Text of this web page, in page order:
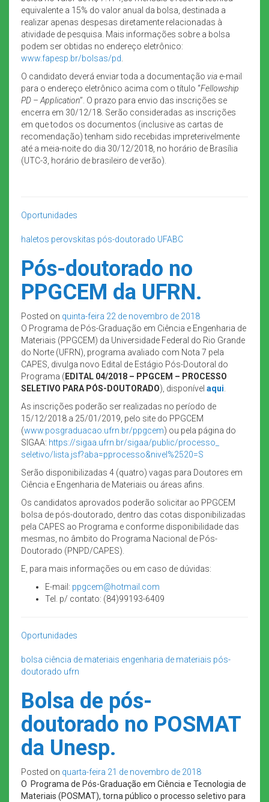
equivalente a 15% do valor anual da bolsa, destinada a
realizar apenas despesas diretamente relacionadas à
atividade de pesquisa. Mais informações sobre a bolsa
podem ser obtidas no endereço eletrônico:
www.fapesp.br/bolsas/pd
O candidato deverá enviar toda a documentação via e-mail
para o endereço eletrônico acima com o título “Fellowship
PD – Application”. O prazo para envio das inscrições se
encerra em 30/12/18. Serão consideradas as inscrições
em que todos os documentos (inclusive as cartas de
recomendação) tenham sido recebidas impreterivelmente
até a meia-noite do dia 30/12/2018, no horário de Brasília
(UTC-3, horário de brasileiro de verão).
Oportunidades
haletos perovskitas pós-doutorado UFABC
Pós-doutorado no
PPGCEM da UFRN.
Posted on quinta-feira 22 de novembro de 2018
O Programa de Pós-Graduação em Ciência e Engenharia de
Materiais (PPGCEM) da Universidade Federal do Rio Grande
do Norte (UFRN), programa avaliado com Nota 7 pela
CAPES, divulga novo Edital de Estágio Pós-Doutoral do
Programa ( EDITAL 04/2018 – PPGCEM – PROCESSO
SELETIVO PARA PÓS-DOUTORADO), disponível aqui
As inscrições poderão ser realizadas no período de
15/12/2018 a 25/01/2019, pelo site do PPGCEM
(www.posgraduacao.ufrn.br/ppgcem) ou pela página do
SIGAA: https://sigaa.ufrn.br/sigaa/public/processo_
seletivo/lista.jsf?aba=pprocesso&nivel%2520=S
Serão disponibilizadas 4 (quatro) vagas para Doutores em
Ciência e Engenharia de Materiais ou áreas afins.
Os candidatos aprovados poderão solicitar ao PPGCEM
bolsa de pós-doutorado, dentro das cotas disponibilizadas
pela CAPES ao Programa e conforme disponibilidade das
mesmas, no âmbito do Programa Nacional de Pós-
Doutorado (PNPD/CAPES).
E, para mais informações ou em caso de dúvidas:
E-mail: ppgcem@hotmail.com
Tel. p/ contato: (84)99193-6409
Oportunidades
bolsa ciência de materiais engenharia de materiais pós-
doutorado ufrn
Bolsa de pós-
doutorado no POSMAT
da Unesp.
Posted on quarta-feira 21 de novembro de 2018
O Programa de Pós-Graduação em Ciência e Tecnologia de
Materiais (POSMAT), torna público o processo seletivo para